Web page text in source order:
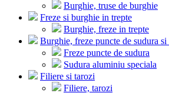
Burghie, truse de burghie
Freze si burghie in trepte
Burghie, freze in trepte
Burghie, freze puncte de sudura
Freze puncte de sudura
Sudura aluminiu speciala
Filiere si tarozi
Filiere, tarozi